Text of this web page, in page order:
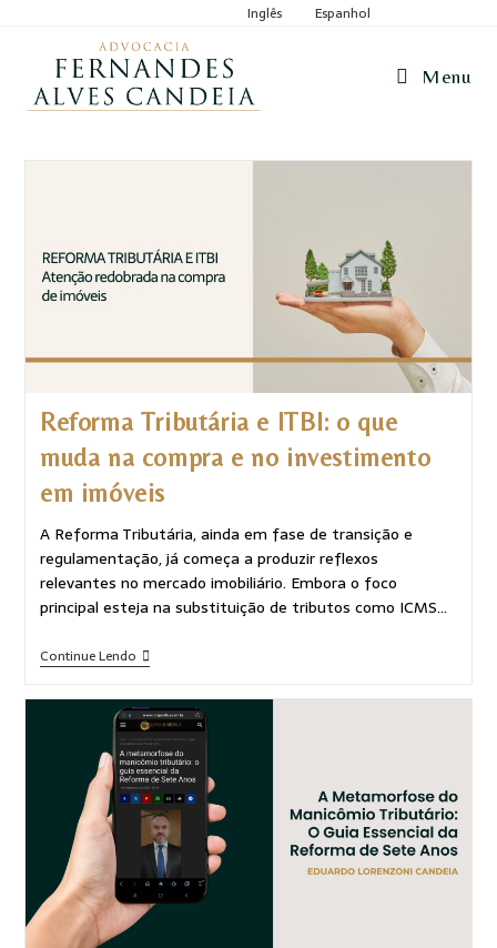
Inglês Espanhol
Menu
Reforma Tributária e ITBI: o que
muda na compra e no investimento
em imóveis
A Reforma Tributária, ainda em fase de transição e
regulamentação, já começa a produzir reflexos
relevantes no mercado imobiliário. Embora o foco
principal esteja na substituição de tributos como ICMS…
Continue Lendo